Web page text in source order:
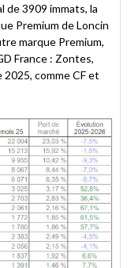
de 3909 immats, la
Premium de Loncin
marque Premium,
France : Zontes,
comme CF et